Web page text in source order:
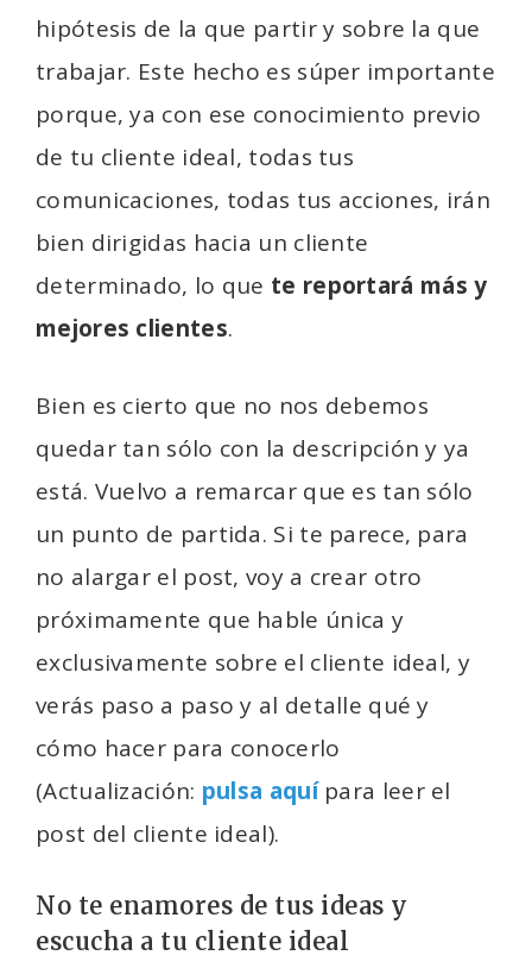
hipótesis de la que partir y sobre la que
trabajar. Este hecho es súper importante
porque, ya con ese conocimiento previo
de tu cliente ideal, todas tus
comunicaciones, todas tus acciones, irán
bien dirigidas hacia un cliente
determinado, lo que te reportará más y
mejores clientes.
Bien es cierto que no nos debemos
quedar tan sólo con la descripción y ya
está. Vuelvo a remarcar que es tan sólo
un punto de partida. Si te parece, para
no alargar el post, voy a crear otro
próximamente que hable única y
exclusivamente sobre el cliente ideal, y
verás paso a paso y al detalle qué y
cómo hacer para conocerlo
(Actualización: pulsa aquípara leer el
post del cliente ideal).
No te enamores de tus ideas y
escucha a tu cliente ideal